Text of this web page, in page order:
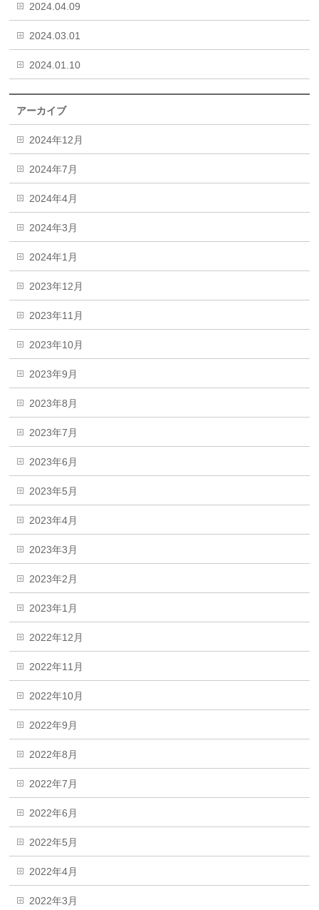
2024.04.09
2024.03.01
2024.01.10
アーカイブ
2024年12月
2024年7月
2024年4月
2024年3月
2024年1月
2023年12月
2023年11月
2023年10月
2023年9月
2023年8月
2023年7月
2023年6月
2023年5月
2023年4月
2023年3月
2023年2月
2023年1月
2022年12月
2022年11月
2022年10月
2022年9月
2022年8月
2022年7月
2022年6月
2022年5月
2022年4月
2022年3月